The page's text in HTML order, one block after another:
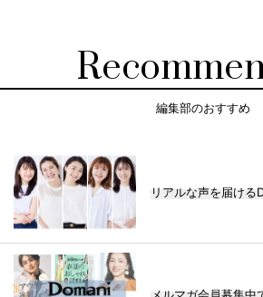
編集部のおすすめ
リアルな声を届ける
メルマガ会員募集中